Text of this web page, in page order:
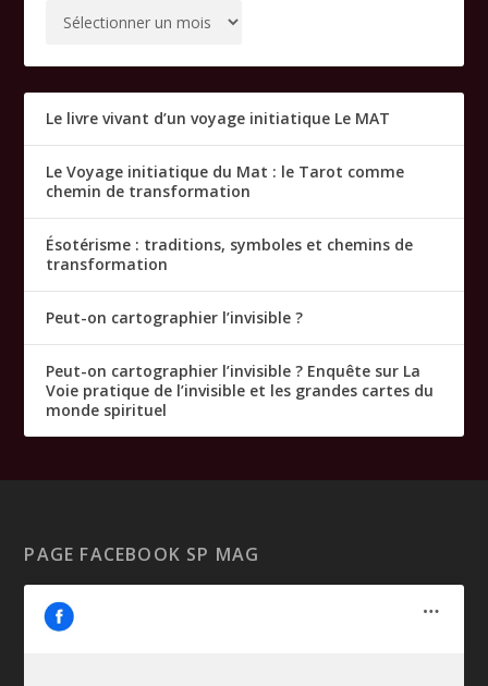
Le livre vivant d’un voyage initiatique Le MAT
Le Voyage initiatique du Mat : le Tarot comme
chemin de transformation
Ésotérisme : traditions, symboles et chemins de
transformation
Peut-on cartographier l’invisible ?
Peut-on cartographier l’invisible ? Enquête sur La
Voie pratique de l’invisible et les grandes cartes du
monde spirituel
PAGE FACEBOOK SP MAG